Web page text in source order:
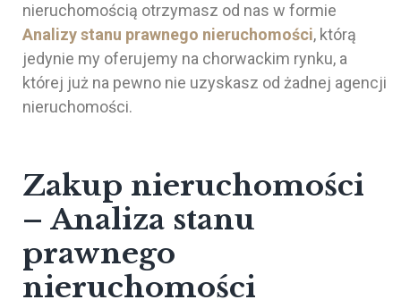
nieruchomością otrzymasz od nas w formie
Analizy stanu prawnego nieruchomości, którą
jedynie my oferujemy na chorwackim rynku, a
której już na pewno nie uzyskasz od żadnej agencji
nieruchomości.
Zakup nieruchomości
– Analiza stanu
prawnego
nieruchomości